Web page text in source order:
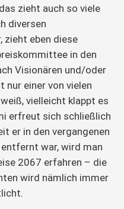
zieht auch so viele
diversen
zieht eben diese
in den
Visionären und/oder
nur einer von vielen
vielleicht klappt es
erfreut sich schließlich
er in den vergangenen
war, wird man
2067 erfahren – die
wird nämlich immer